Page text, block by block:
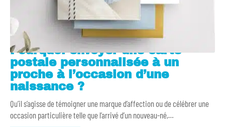
Pourquoi envoyer une carte
postale personnalisée à un
proche à l’occasion d’une
naissance ?
Qu’il s’agisse de témoigner une marque d’affection ou de célébrer une
occasion particulière telle que l’arrivé d’un nouveau-né,…